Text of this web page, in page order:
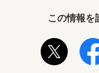
この情報を